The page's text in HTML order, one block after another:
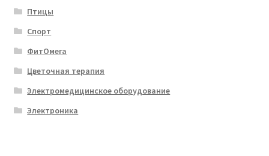
Птицы
Спорт
ФитОмега
Цветочная терапия
Электромедицинское оборудование
Электроника